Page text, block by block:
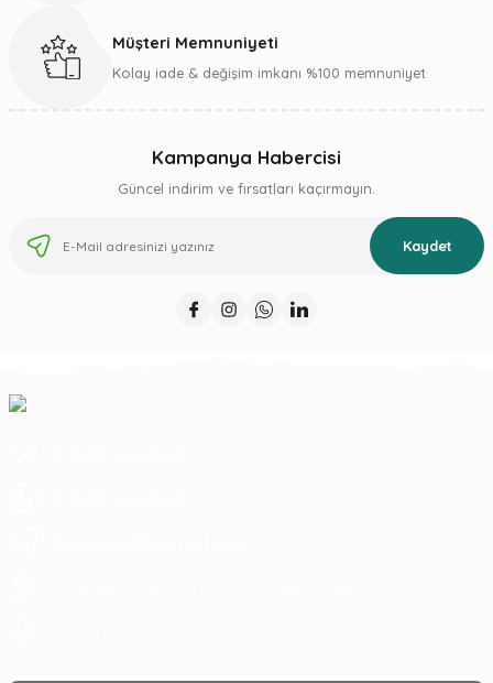
Gönder
Müşteri Memnuniyeti
Kolay iade & değişim imkanı %100 memnuniyet
Kampanya Habercisi
Güncel indirim ve fırsatları kaçırmayın.
Kaydet